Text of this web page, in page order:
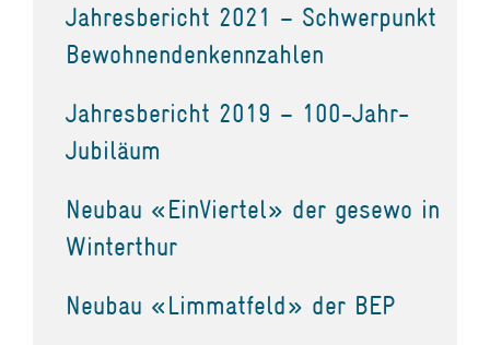
Jahresbericht 2021 – Schwerpunkt
Bewohnendenkennzahlen
Jahresbericht 2019 – 100-Jahr-
Jubiläum
Neubau «EinViertel» der gesewo in
Winterthur
Neubau «Limmatfeld» der BEP